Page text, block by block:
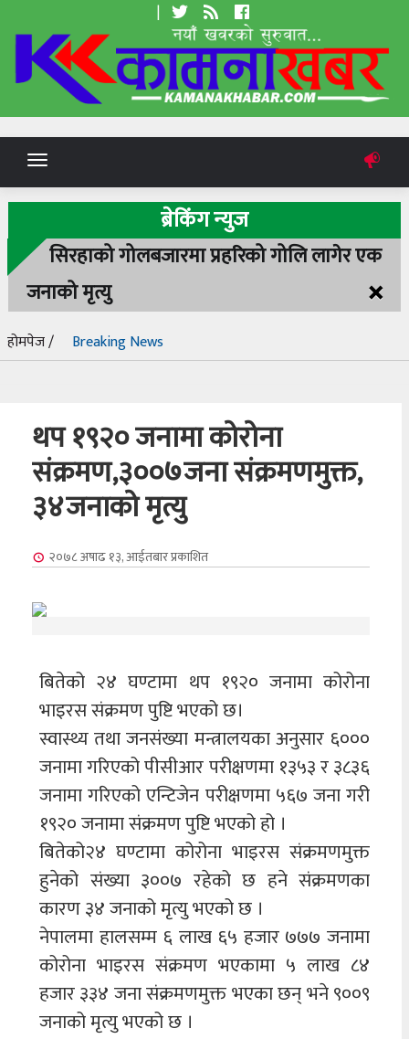
|
Toggle
navigation
ब्रेकिंग न्युज
सिरहाको गोलबजारमा प्रहरिको गोलि लागेर एक
जनाको मृत्यु
×
होमपेज / Breaking News
थप १९२० जनामा कोरोना
संक्रमण,३००७जना संक्रमणमुक्त,
३४जनाको मृत्यु
२०७८ अषाढ १३, आईतबारप्रकाशित
बितेको २४ घण्टामा थप १९२० जनामा कोरोना
भाइरस संक्रमण पुष्टि भएको छ।
स्वास्थ्य तथा जनसंख्या मन्त्रालयका अनुसार ६०००
जनामा गरिएको पीसीआर परीक्षणमा १३५३ र ३८३६
जनामा गरिएको एन्टिजेन परीक्षणमा ५६७ जना गरी
१९२० जनामा संक्रमण पुष्टि भएको हो ।
बितेको२४ घण्टामा कोरोना भाइरस संक्रमणमुक्त
हुनेको संख्या ३००७ रहेको छ हने संक्रमणका
कारण ३४ जनाको मृत्यु भएको छ ।
नेपालमा हालसम्म ६ लाख ६५ हजार ७७७ जनामा
कोरोना भाइरस संक्रमण भएकामा ५ लाख ८४
हजार ३३४ जना संक्रमणमुक्त भएका छन् भने ९००९
जनाको मृत्यु भएको छ ।